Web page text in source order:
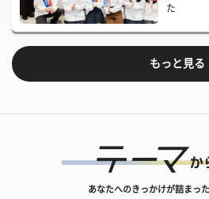
た
もっと見る
あなたへのきっかけが詰まっ